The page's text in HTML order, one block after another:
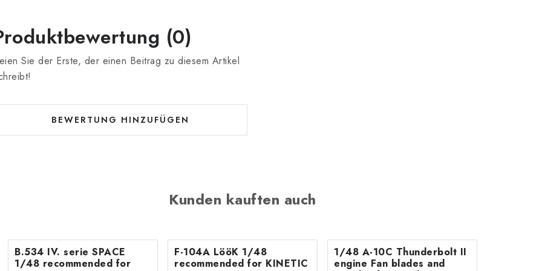
(0)
Sie der Erste, der einen Beitrag zu diesem Artikel
BEWERTUNG HINZUFÜGEN
Kunden kauften auch
B.534 IV. serie SPACE
1/48 recommended for
F-104A LööK 1/48
recommended for KINETIC
1/48 A-10C Thunderbolt II
engine Fan blades and